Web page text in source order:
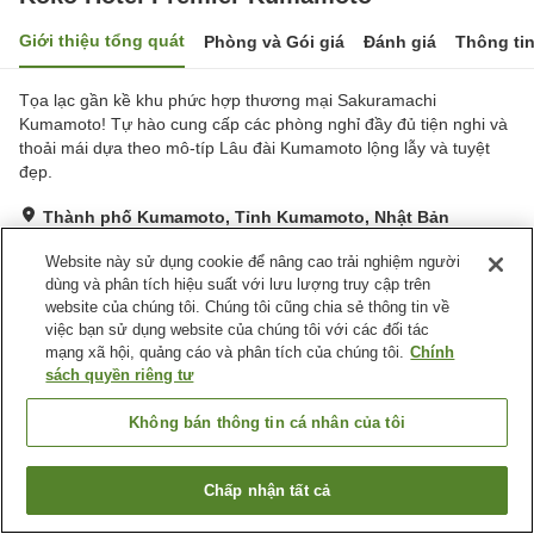
Giới thiệu tổng quát Phòng và Gói giá Đánh giá Thông
Tọa lạc gần kề khu phức hợp thương mại Sakuramachi
Kumamoto! Tự hào cung cấp các phòng nghỉ đầy đủ tiện nghi và
thoải mái dựa theo mô-típ Lâu đài Kumamoto lộng lẫy và tuyệt
đẹp.
Thành phố Kumamoto, Tỉnh Kumamoto, Nhật Bản
Tuyệt vời Đánh giá:793 lượt
Tiện nghi chỗ nghỉ
Bãi đỗ xe
Trang chủ Nhật Bản Tỉnh Kumamoto
Thành phố Kumamoto
Koko Hotel Premier KumamotoTìm phòng trống
Website này sử dụng cookie để nâng cao trải nghiệm người
dùng và phân tích hiệu suất với lưu lượng truy cập trên
website của chúng tôi. Chúng tôi cũng chia sẻ thông tin về
việc bạn sử dụng website của chúng tôi với các đối tác
mạng xã hội, quảng cáo và phân tích của chúng tôi. Chính
sách quyền riêng tư
Không bán thông tin cá nhân của tôi
Chấp nhận tất cả